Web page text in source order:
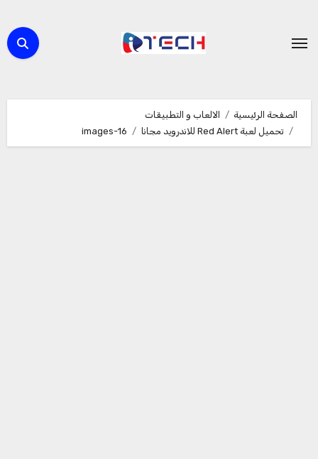
المحتوى
الصفحة الرئيسية
الالعاب و التطبيقات
تحميل لعبة Red Alert للاندرويد مجانا
images-16